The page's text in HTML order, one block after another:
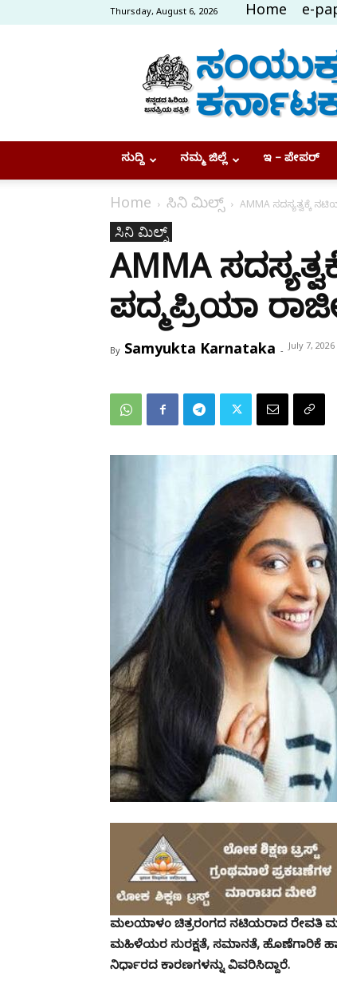
Thursday, August 6, 2026 Home e-
Samyukta
Karnataka
ಸುದ್ದಿ ನಮ್ಮ ಜಿಲ್ಲೆ ಇ – ಪೇಪರ್
Home ಸಿನಿ ಮಿಲ್ಸ್ AMMA ಸದಸ್ಯತ್ವಕ್ಕೆ
ಸಿನಿ ಮಿಲ್ಸ್
AMMA
ಪದ್ಮಪ್ರಿಯಾ
By Samyukta Karnataka - July 7, 2026
ಮಲಯಾಳಂ ಚಿತ್ರರಂಗದ ನಟಿಯರಾದ ರೇವತಿ
ಮಹಿಳೆಯರ ಸುರಕ್ಷತೆ, ಸಮಾನತೆ, ಹೊಣೆಗಾರಿಕೆ
ನಿರ್ಧಾರದ ಕಾರಣಗಳನ್ನು ವಿವರಿಸಿದ್ದಾರೆ.